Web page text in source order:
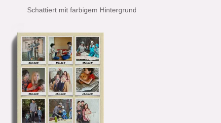
Schattiert mit farbigem Hintergrund